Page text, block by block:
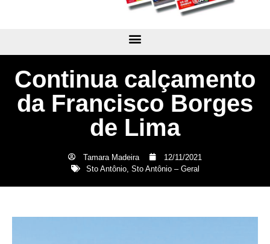
Continua calçamento
da Francisco Borges
de Lima
Tamara Madeira
12/11/2021
Sto Antônio, Sto Antônio – Geral